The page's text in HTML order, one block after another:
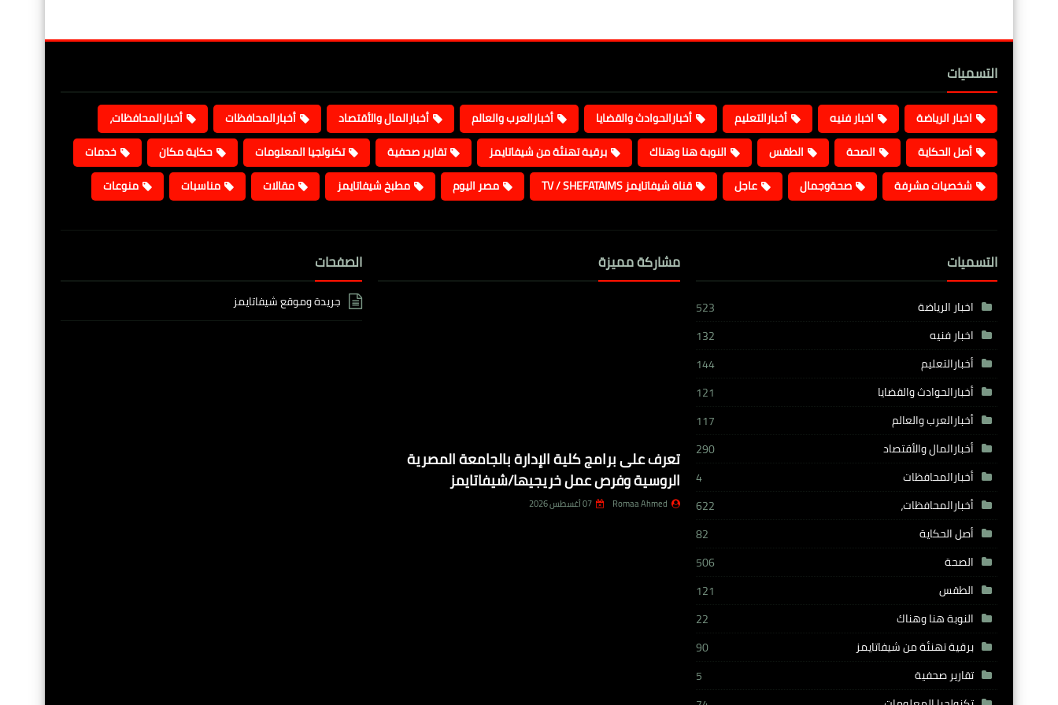
التسميات
اخبار الرياضة اخبار فنيه أخبارالتعليم أخبارالحوادث والقضايا أخبارالعرب والعالم أخبارالمال والأقتصاد أخبارالمحافظات
أخبارالمحافظات،
أصل الحكاية
الصحة الطقس النوبة هنا وهناك برقية تهنئة من شيفاتايمز تقارير صحفية تكنولجيا المعلومات حكاية مكان
خدمات
شخصيات مشرفة
صحةوجمال عاجل قناة شيفاتايمز TV / SHEFATAIMS مصر اليوم مطبخ شيفاتايمز مقالات مناسبات منوعات
التسميات
اخبار الرياضة
523
اخبار فنيه
132
أخبارالتعليم
144
أخبارالحوادث والقضايا
121
أخبارالعرب والعالم
117
أخبارالمال والأقتصاد
290
أخبارالمحافظات
4
أخبارالمحافظات،
622
أصل الحكاية
82
الصحة
506
الطقس
121
النوبة هنا وهناك
22
برقية تهنئة من شيفاتايمز
90
تقارير صحفية
5
مشاركة مميزة
تعرف على برامج كلية الإدارة بالجامعة المصرية
الروسية وفرص عمل خريجيها/شيفاتايمز
Romaa Ahmed 07 أغسطس 2026
الصفحات
جريدة وموقع شيفاتايمز